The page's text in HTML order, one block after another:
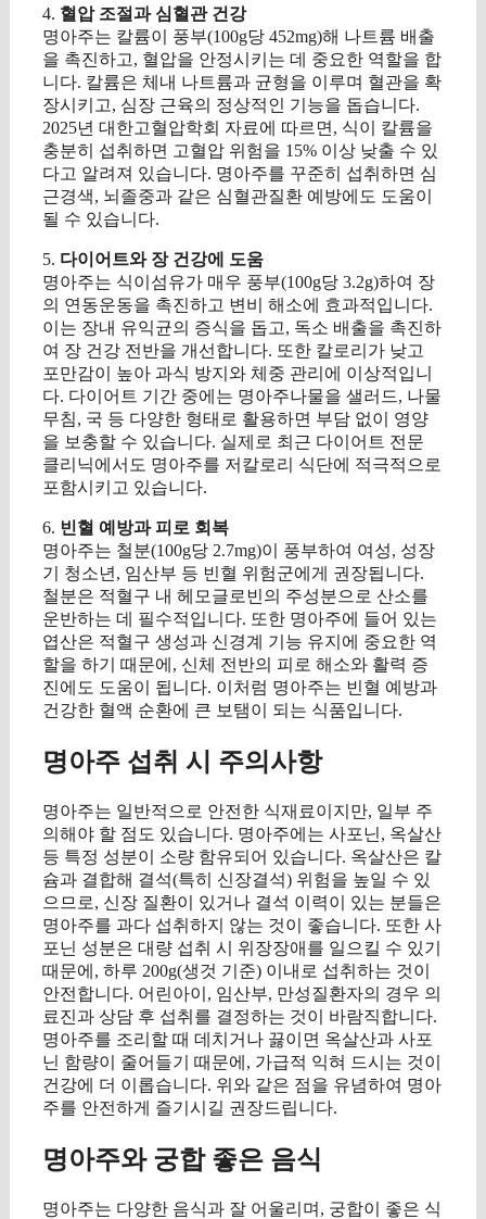
4. 혈압 조절과 심혈관 건강
명아주는 칼륨이 풍부(100g당 452mg)해 나트륨 배출
을 촉진하고, 혈압을 안정시키는 데 중요한 역할을 합
니다. 칼륨은 체내 나트륨과 균형을 이루며 혈관을 확
장시키고, 심장 근육의 정상적인 기능을 돕습니다.
2025년 대한고혈압학회 자료에 따르면, 식이 칼륨을
충분히 섭취하면 고혈압 위험을 15% 이상 낮출 수 있
다고 알려져 있습니다. 명아주를 꾸준히 섭취하면 심
근경색, 뇌졸중과 같은 심혈관질환 예방에도 도움이
될 수 있습니다.
5. 다이어트와 장 건강에 도움
명아주는 식이섬유가 매우 풍부(100g당 3.2g)하여 장
의 연동운동을 촉진하고 변비 해소에 효과적입니다.
이는 장내 유익균의 증식을 돕고, 독소 배출을 촉진하
여 장 건강 전반을 개선합니다. 또한 칼로리가 낮고
포만감이 높아 과식 방지와 체중 관리에 이상적입니
다. 다이어트 기간 중에는 명아주나물을 샐러드, 나물
무침, 국 등 다양한 형태로 활용하면 부담 없이 영양
을 보충할 수 있습니다. 실제로 최근 다이어트 전문
클리닉에서도 명아주를 저칼로리 식단에 적극적으로
포함시키고 있습니다.
6. 빈혈 예방과 피로 회복
명아주는 철분(100g당 2.7mg)이 풍부하여 여성, 성장
기 청소년, 임산부 등 빈혈 위험군에게 권장됩니다.
철분은 적혈구 내 헤모글로빈의 주성분으로 산소를
운반하는 데 필수적입니다. 또한 명아주에 들어 있는
엽산은 적혈구 생성과 신경계 기능 유지에 중요한 역
할을 하기 때문에, 신체 전반의 피로 해소와 활력 증
진에도 도움이 됩니다. 이처럼 명아주는 빈혈 예방과
건강한 혈액 순환에 큰 보탬이 되는 식품입니다.
명아주 섭취 시 주의사항
명아주는 일반적으로 안전한 식재료이지만, 일부 주
의해야 할 점도 있습니다. 명아주에는 사포닌, 옥살산
등 특정 성분이 소량 함유되어 있습니다. 옥살산은 칼
슘과 결합해 결석(특히 신장결석) 위험을 높일 수 있
으므로, 신장 질환이 있거나 결석 이력이 있는 분들은
명아주를 과다 섭취하지 않는 것이 좋습니다. 또한 사
포닌 성분은 대량 섭취 시 위장장애를 일으킬 수 있기
때문에, 하루 200g(생것 기준) 이내로 섭취하는 것이
안전합니다. 어린아이, 임산부, 만성질환자의 경우 의
료진과 상담 후 섭취를 결정하는 것이 바람직합니다.
명아주를 조리할 때 데치거나 끓이면 옥살산과 사포
닌 함량이 줄어들기 때문에, 가급적 익혀 드시는 것이
건강에 더 이롭습니다. 위와 같은 점을 유념하여 명아
주를 안전하게 즐기시길 권장드립니다.
명아주와 궁합 좋은 음식
명아주는 다양한 음식과 잘 어울리며, 궁합이 좋은 식